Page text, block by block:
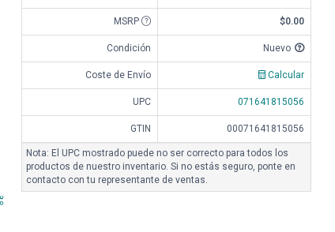
MSRP $0.00
Condición Nuevo
Coste de Envío Calcular
UPC 071641815056
GTIN 00071641815056
Nota: El UPC mostrado puede no ser correcto para todos los
productos de nuestro inventario. Si no estás seguro, ponte en
contacto con tu representante de ventas.